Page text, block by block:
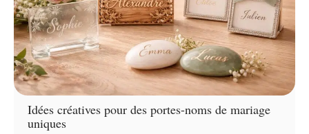
Idées créatives pour des portes-noms de mariage
uniques